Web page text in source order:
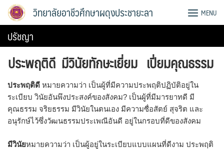
Skip
วิทยาลัยอาชีวศึกษาผดุงประชายะลา MENU
ปรัชญา
ประพฤติดี มีวินัยทักษะเยี่ยม เปี่ยมคุณธรรม
ประพฤติดี หมายความว่า เป็นผู้ที่มีความประพฤติปฏิบัติอยู่ใน
ระเบียบ วินัยอันพึงประสงค์ของสังคม? เป็นผู้ที่มีมารยาทดี มี
คุณธรรม จริยธรรม มีวินัยในตนเอง มีความซื่อสัตย์ สุจริต และ
อนุรักษ์ไว้ซึ่งวัฒนธรรมประเพณีอันดี อยู่ในกรอบที่ดีของสังคม
มีวินัยหมายความว่า เป็นผู้อยู่ในระเบียบแบบแผนที่ดีงาม ประพฤติ